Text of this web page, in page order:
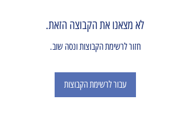
לא מצאנו את הקבוצה הזאת.
חזור לרשימת הקבוצות ונסה שוב.
עבור לרשימת הקבוצות